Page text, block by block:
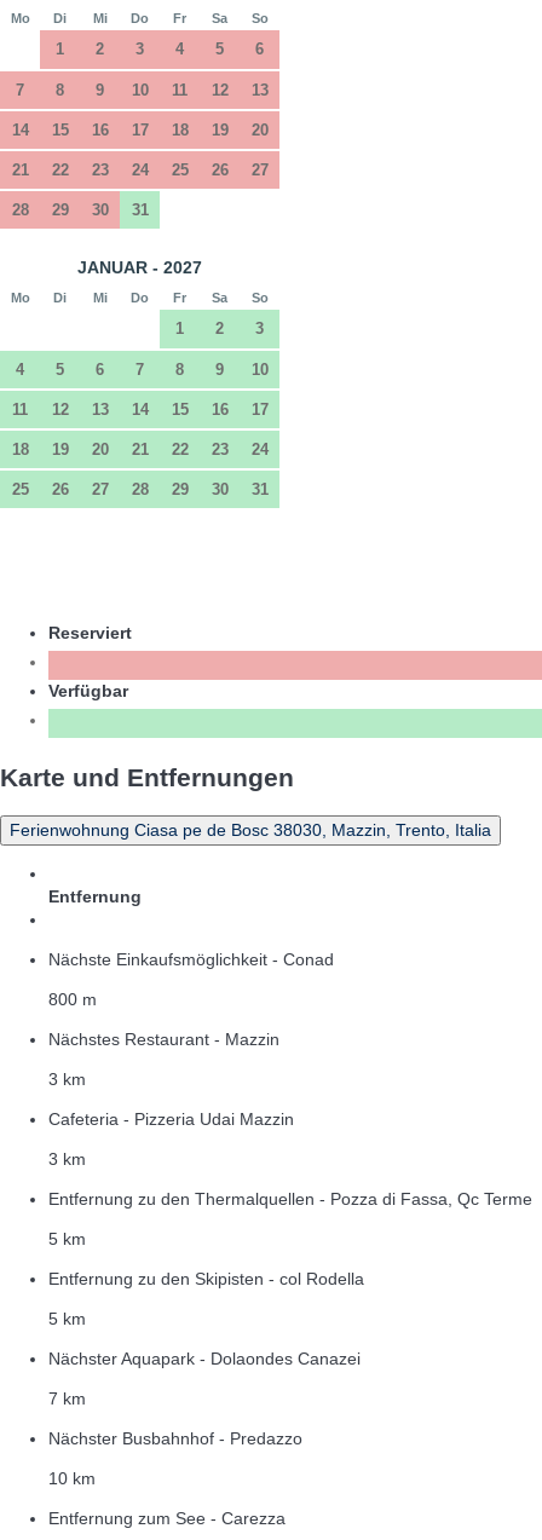
Mo Di Mi Do Fr Sa So
1 2 3 4 5 6
7 8 9 10 11 12 13
14 15 16 17 18 19 20
21 22 23 24 25 26 27
28 29 30 31
JANUAR - 2027
Mo Di Mi Do Fr Sa So
1 2 3
4 5 6 7 8 9 10
11 12 13 14 15 16 17
18 19 20 21 22 23 24
25 26 27 28 29 30 31
Reserviert
Verfügbar
Karte und Entfernungen
Ferienwohnung Ciasa pe de Bosc 38030, Mazzin, Trento, Italia
Entfernung
Nächste Einkaufsmöglichkeit - Conad
800 m
Nächstes Restaurant - Mazzin
3 km
Cafeteria - Pizzeria Udai Mazzin
3 km
Entfernung zu den Thermalquellen - Pozza di Fassa, Qc Terme
5 km
Entfernung zu den Skipisten - col Rodella
5 km
Nächster Aquapark - Dolaondes Canazei
7 km
Nächster Busbahnhof - Predazzo
10 km
Entfernung zum See - Carezza